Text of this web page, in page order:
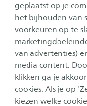
geplaatst op je
het bijhouden van
voorkeuren op te
van advertenties)
media content.
klikken ga je
cookies. Als je op
kiezen welke
tonen
tonen
Bart deed
Mexico:
lessen op
Mexico
Auteur:
Maya ter
Publicatiedatum:
20 januari 2023